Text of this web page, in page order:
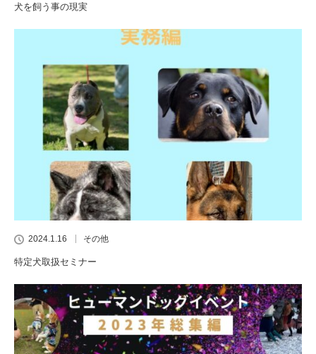
犬を飼う事の現実
2024.1.16 その他
特定犬取扱セミナー